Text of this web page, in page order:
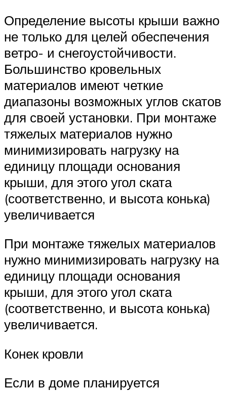
Определение высоты крыши важно
не только для целей обеспечения
ветро- и снегоустойчивости.
Большинство кровельных
материалов имеют четкие
диапазоны возможных углов скатов
для своей установки. При монтаже
тяжелых материалов нужно
минимизировать нагрузку на
единицу площади основания
крыши, для этого угол ската
(соответственно, и высота конька)
увеличивается
При монтаже тяжелых материалов
нужно минимизировать нагрузку на
единицу площади основания
крыши, для этого угол ската
(соответственно, и высота конька)
увеличивается.
Конек кровли
Если в доме планируется